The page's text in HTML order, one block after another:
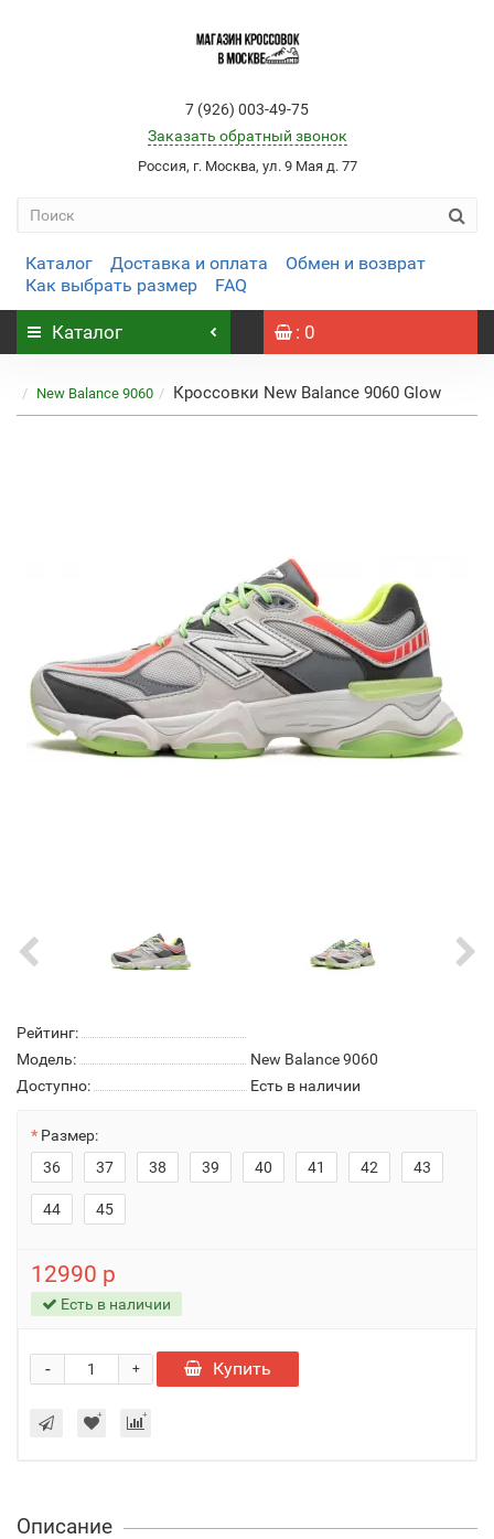
7 (926) 003-49-75
Заказать обратный звонок
Россия, г. Москва, ул. 9 Мая д. 77
Каталог Доставка и оплата
Обмен и возврат
Как выбрать размер
FAQ
Каталог : 0
New Balance 9060 Кроссовки New Balance 9060 Glow
Рейтинг:
Модель:
New Balance 9060
Доступно:
Есть в наличии
Размер:
36
37 38 39 40 41 42 43
44 45
12990 р
Есть в наличии
+
- Купить
Описание